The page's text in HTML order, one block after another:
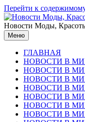
Перейти к
Новости Моды,
Меню
ГЛАВНАЯ
НОВОСТИ В
НОВОСТИ В
НОВОСТИ В
НОВОСТИ В
НОВОСТИ В
НОВОСТИ В
НОВОСТИ В